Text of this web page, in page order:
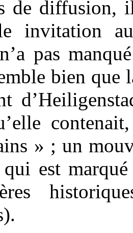
de diffusion,
invitation
pas
bien que
» ; un
qui est